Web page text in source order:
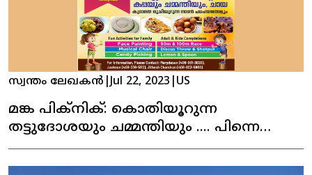
സ്വന്തം ലേഖകൻ Jul 22, 2023 US
മങ്ക പിക്‌നിക്: കൊതിയൂറുന്ന
തട്ടുദോശയും ചമ്മന്തിയും .... പിന്നെ
നാടൻ പലഹാരങ്ങളും